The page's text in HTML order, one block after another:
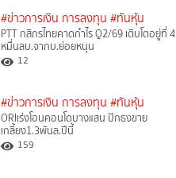
#ข่าวการเงิน การลงทุน #ทันหุ้น
PTT กสิกรไทยคาดกำไร Q2/69 เติบโตอยู่ที่ 4
หมื่นลบ.จากบ.ย่อยหนุน
12
#ข่าวการเงิน การลงทุน #ทันหุ้น
ORIเร่งโอนคอนโดบางแสน ปักธงขาย
เกลี้ยง1.3พันล.ปีนี้
159